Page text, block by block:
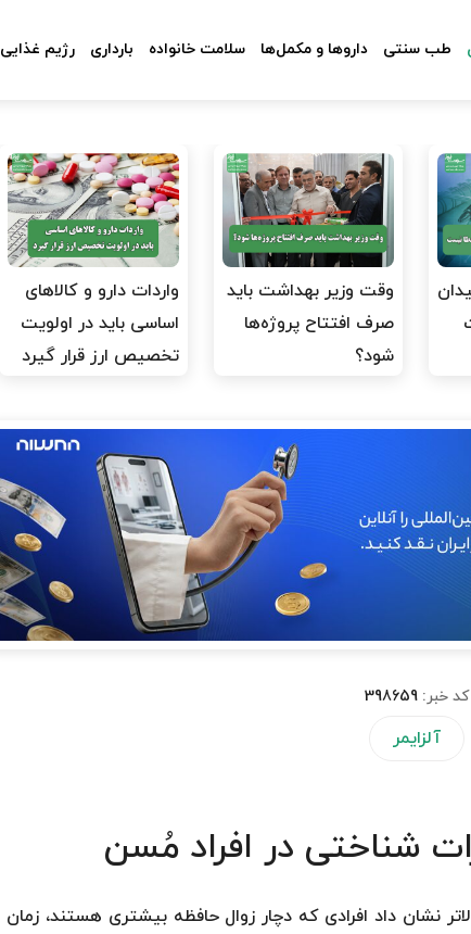
طب سنتی داروها و مکمل‌ها سلامت خانواده بارداری رژیم غذایی
وقت وزیر بهداشت باید
صرف افتتاح پروژه‌ها
شود؟
واردات دارو و کالاهای
اساسی باید در اولویت
تخصیص ارز قرار گیرد
کد خبر:398659
آلزایمر
شناختی در افراد مُسن
از ۲۵۰۰ بزرگسال ۵۰ ساله و بالاتر نشان داد افرادی که دچار زوال حافظه بیشتری هستند، زمان